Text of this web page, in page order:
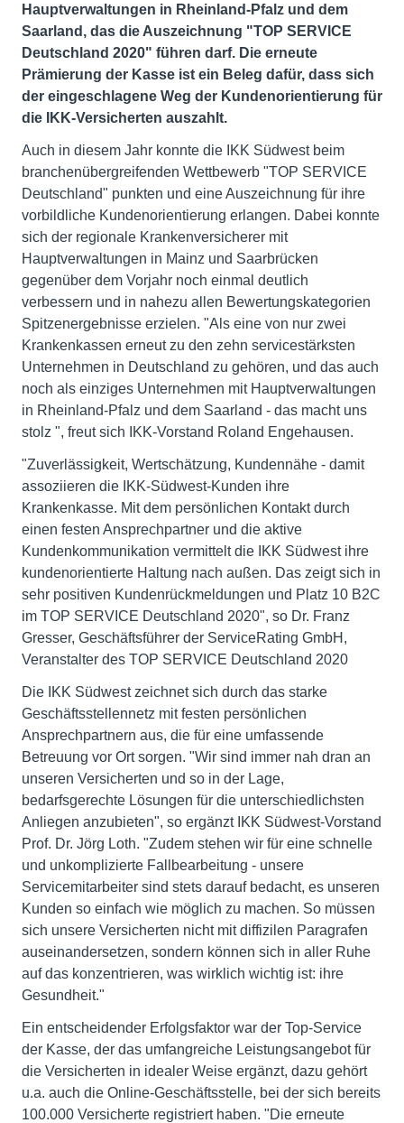
Hauptverwaltungen in Rheinland-Pfalz und dem
Saarland, das die Auszeichnung "TOP SERVICE
Deutschland 2020" führen darf. Die erneute
Prämierung der Kasse ist ein Beleg dafür, dass sich
der eingeschlagene Weg der Kundenorientierung für
die IKK-Versicherten auszahlt.
Auch in diesem Jahr konnte die IKK Südwest beim
branchenübergreifenden Wettbewerb "TOP SERVICE
Deutschland" punkten und eine Auszeichnung für ihre
vorbildliche Kundenorientierung erlangen. Dabei konnte
sich der regionale Krankenversicherer mit
Hauptverwaltungen in Mainz und Saarbrücken
gegenüber dem Vorjahr noch einmal deutlich
verbessern und in nahezu allen Bewertungskategorien
Spitzenergebnisse erzielen. "Als eine von nur zwei
Krankenkassen erneut zu den zehn servicestärksten
Unternehmen in Deutschland zu gehören, und das auch
noch als einziges Unternehmen mit Hauptverwaltungen
in Rheinland-Pfalz und dem Saarland - das macht uns
stolz ", freut sich IKK-Vorstand Roland Engehausen.
"Zuverlässigkeit, Wertschätzung, Kundennähe - damit
assoziieren die IKK-Südwest-Kunden ihre
Krankenkasse. Mit dem persönlichen Kontakt durch
einen festen Ansprechpartner und die aktive
Kundenkommunikation vermittelt die IKK Südwest ihre
kundenorientierte Haltung nach außen. Das zeigt sich in
sehr positiven Kundenrückmeldungen und Platz 10 B2C
im TOP SERVICE Deutschland 2020", so Dr. Franz
Gresser, Geschäftsführer der ServiceRating GmbH,
Veranstalter des TOP SERVICE Deutschland 2020
Die IKK Südwest zeichnet sich durch das starke
Geschäftsstellennetz mit festen persönlichen
Ansprechpartnern aus, die für eine umfassende
Betreuung vor Ort sorgen. "Wir sind immer nah dran an
unseren Versicherten und so in der Lage,
bedarfsgerechte Lösungen für die unterschiedlichsten
Anliegen anzubieten", so ergänzt IKK Südwest-Vorstand
Prof. Dr. Jörg Loth. "Zudem stehen wir für eine schnelle
und unkomplizierte Fallbearbeitung - unsere
Servicemitarbeiter sind stets darauf bedacht, es unseren
Kunden so einfach wie möglich zu machen. So müssen
sich unsere Versicherten nicht mit diffizilen Paragrafen
auseinandersetzen, sondern können sich in aller Ruhe
auf das konzentrieren, was wirklich wichtig ist: ihre
Gesundheit."
Ein entscheidender Erfolgsfaktor war der Top-Service
der Kasse, der das umfangreiche Leistungsangebot für
die Versicherten in idealer Weise ergänzt, dazu gehört
u.a. auch die Online-Geschäftsstelle, bei der sich bereits
100.000 Versicherte registriert haben. "Die erneute